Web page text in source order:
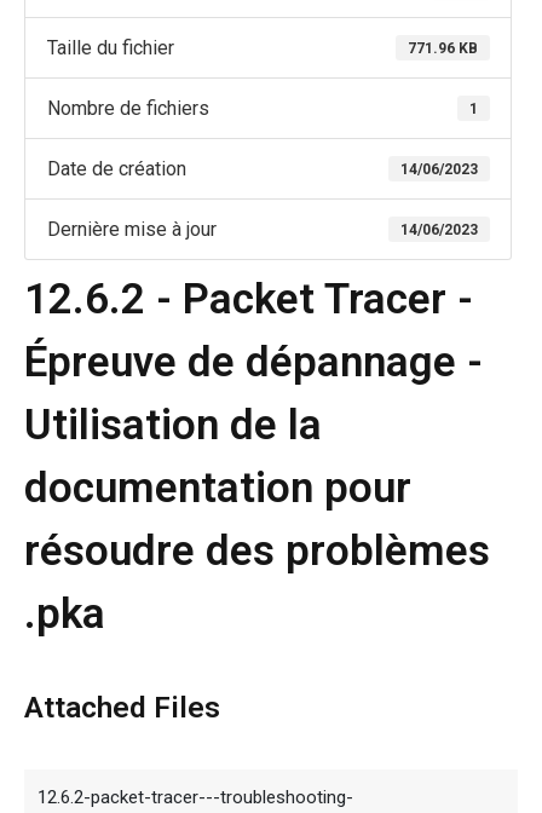
Taille du fichier 771.96 KB
Nombre de fichiers 1
Date de création 14/06/2023
Dernière mise à jour 14/06/2023
12.6.2 - Packet Tracer -
Épreuve de dépannage -
Utilisation de la
documentation pour
résoudre des problèmes
.pka
Attached Files
12.6.2-packet-tracer---troubleshooting-